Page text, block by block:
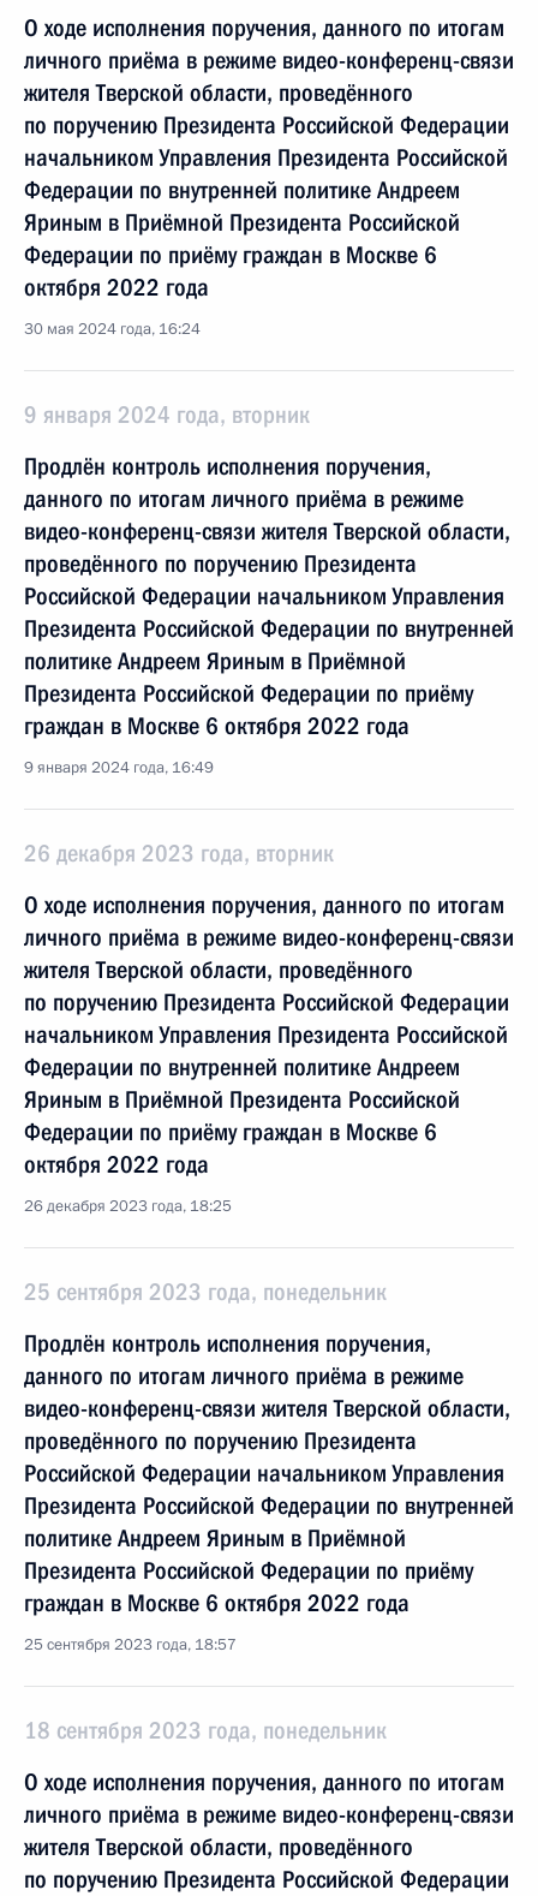
О ходе исполнения поручения, данного по итогам
личного приёма в режиме видео-конференц-связи
жителя Тверской области, проведённого
по поручению Президента Российской Федерации
начальником Управления Президента Российской
Федерации по внутренней политике Андреем
Яриным в Приёмной Президента Российской
Федерации по приёму граждан в Москве 6
октября 2022 года
30 мая 2024 года, 16:24
9 января 2024 года, вторник
Продлён контроль исполнения поручения,
данного по итогам личного приёма в режиме
видео-конференц-связи жителя Тверской области,
проведённого по поручению Президента
Российской Федерации начальником Управления
Президента Российской Федерации по внутренней
политике Андреем Яриным в Приёмной
Президента Российской Федерации по приёму
граждан в Москве 6 октября 2022 года
9 января 2024 года, 16:49
26 декабря 2023 года, вторник
О ходе исполнения поручения, данного по итогам
личного приёма в режиме видео-конференц-связи
жителя Тверской области, проведённого
по поручению Президента Российской Федерации
начальником Управления Президента Российской
Федерации по внутренней политике Андреем
Яриным в Приёмной Президента Российской
Федерации по приёму граждан в Москве 6
октября 2022 года
26 декабря 2023 года, 18:25
25 сентября 2023 года, понедельник
Продлён контроль исполнения поручения,
данного по итогам личного приёма в режиме
видео-конференц-связи жителя Тверской области,
проведённого по поручению Президента
Российской Федерации начальником Управления
Президента Российской Федерации по внутренней
политике Андреем Яриным в Приёмной
Президента Российской Федерации по приёму
граждан в Москве 6 октября 2022 года
25 сентября 2023 года, 18:57
18 сентября 2023 года, понедельник
О ходе исполнения поручения, данного по итогам
личного приёма в режиме видео-конференц-связи
жителя Тверской области, проведённого
по поручению Президента Российской Федерации